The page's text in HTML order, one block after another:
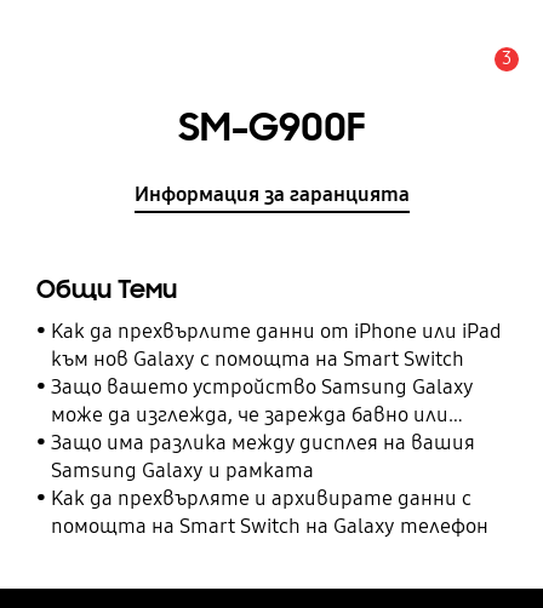
3
SM-G900F
Информация за гаранцията
Общи Теми
Как да прехвърлите данни от iPhone или iPad
към нов Galaxy с помощта на Smart Switch
Защо вашето устройство Samsung Galaxy
може да изглежда, че зарежда бавно или
изобщо не зарежда
Защо има разлика между дисплея на вашия
Samsung Galaxy и рамката
Как да прехвърляте и архивирате данни с
помощта на Smart Switch на Galaxy телефон